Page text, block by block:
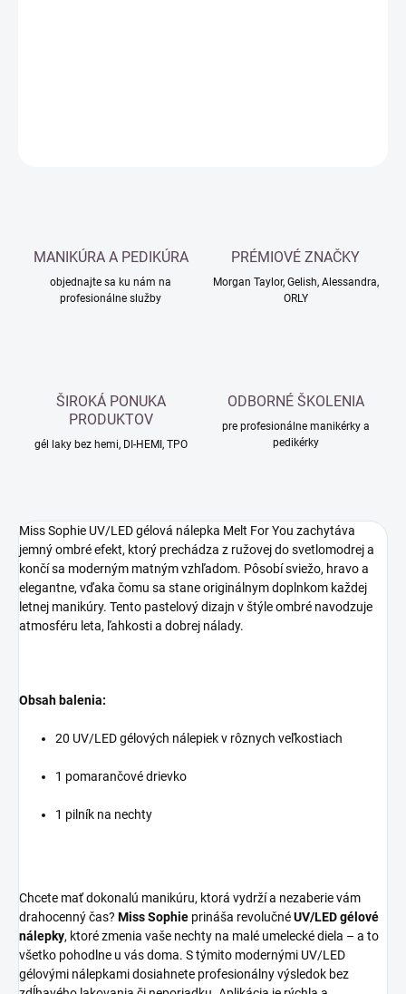
MANIKÚRA A PEDIKÚRA
objednajte sa ku nám na
profesionálne služby
PRÉMIOVÉ ZNAČKY
Morgan Taylor, Gelish, Alessandra,
ORLY
ŠIROKÁ PONUKA
PRODUKTOV
gél laky bez hemi, DI-HEMI, TPO
ODBORNÉ ŠKOLENIA
pre profesionálne manikérky a
pedikérky
Miss Sophie UV/LED gélová nálepka Melt For You zachytáva
jemný ombré efekt, ktorý prechádza z ružovej do svetlomodrej a
končí sa moderným matným vzhľadom. Pôsobí sviežo, hravo a
elegantne, vďaka čomu sa stane originálnym doplnkom každej
letnej manikúry. Tento pastelový dizajn v štýle ombré navodzuje
atmosféru leta, ľahkosti a dobrej nálady.
Obsah balenia:
20 UV/LED gélových nálepiek v rôznych veľkostiach
1 pomarančové drievko
1 pilník na nechty
Chcete mať dokonalú manikúru, ktorá vydrží a nezaberie vám
drahocenný čas? Miss Sophie prináša revolučnéUV/LED gélové
nálepky, ktoré zmenia vaše nechty na malé umelecké diela – a to
všetko pohodlne u vás doma. S týmito modernými UV/LED
gélovými nálepkami dosiahnete profesionálny výsledok bez